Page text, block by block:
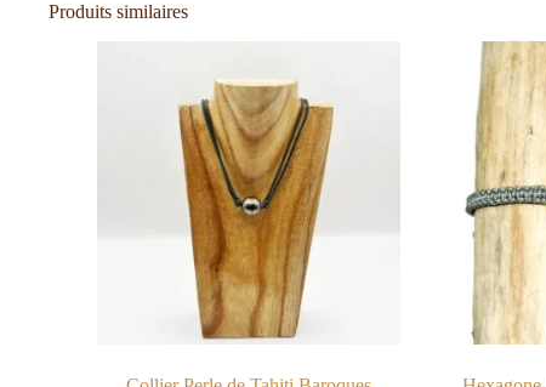
Produits similaires